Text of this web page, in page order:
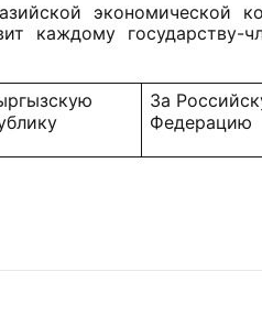
экономической
каждому государству-
За
Федерацию